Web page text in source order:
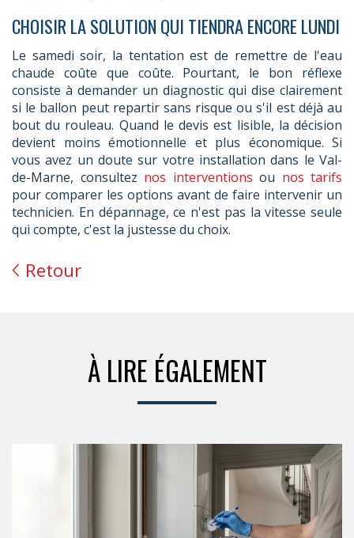
CHOISIR LA SOLUTION QUI TIENDRA ENCORE LUNDI
Le samedi soir, la tentation est de remettre de l'eau
chaude coûte que coûte. Pourtant, le bon réflexe
consiste à demander un diagnostic qui dise clairement
si le ballon peut repartir sans risque ou s'il est déjà au
bout du rouleau. Quand le devis est lisible, la décision
devient moins émotionnelle et plus économique. Si
vous avez un doute sur votre installation dans le Val-
de-Marne, consultez nos interventions ou nos tarifs
pour comparer les options avant de faire intervenir un
technicien. En dépannage, ce n'est pas la vitesse seule
qui compte, c'est la justesse du choix.
Retour
À LIRE ÉGALEMENT